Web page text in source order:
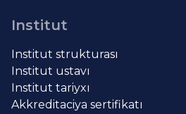
Institut
Institut strukturası
Institut ustavı
Institut tariyxı
Akkreditaciya sertifikatı